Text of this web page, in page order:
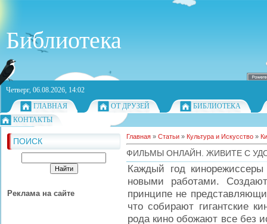
Библиотека
Четверг, 06.08.2026, 14:02
ГЛАВНАЯ
ОТ ДРУЗЕЙ
БИБЛИОТЕКА
КОНТАКТЫ
ПОИСК
Реклама на сайте
Главная » Статьи » Культура и Искусство »
ФИЛЬМЫ ОНЛАЙН. ЖИВИТЕ С
Каждый год
новыми работами.
принципе не
что собирают гигантские
рода кино обожают все без